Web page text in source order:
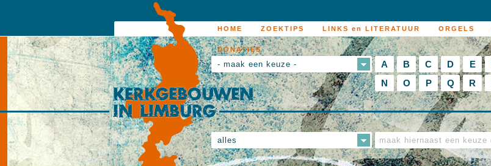
HOME ZOEKTIPS LINKS en LITERATUUR ORGELS
DONATIES
- maak een keuze - A B C D E
N
O P Q R
alles